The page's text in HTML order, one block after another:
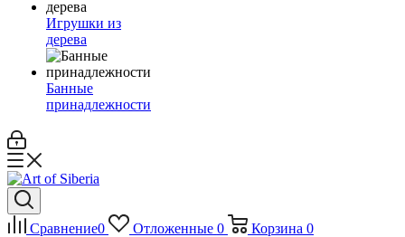
Игрушки из
дерева
Банные
принадлежности
Сравнение0 Отложенные 0 Корзина 0